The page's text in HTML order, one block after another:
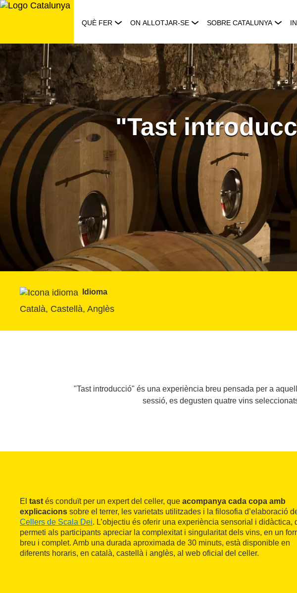
Saltar
QUÈ FER ON ALLOTJAR-SE SOBRE CATALUNYA
"Tast
Idioma
Català, Castellà, Anglès
"Tast introducció" és una experiència breu pensada per a
sessió, es degusten quatre vins
El tast és conduït per un expert del celler, que acompanya cada copa amb
explicacions sobre el terrer, les varietats utilitzades i la filosofia d’elaboració
Cellers de Scala Dei. L’objectiu és oferir una experiència sensorial i didàctica,
permeti als participants apreciar la complexitat i singularitat dels vins, en un
breu i complet. Amb una durada aproximada de 30 minuts, està disponible en
diferents horaris, en català, castellà i anglès, al web oficial del celler.